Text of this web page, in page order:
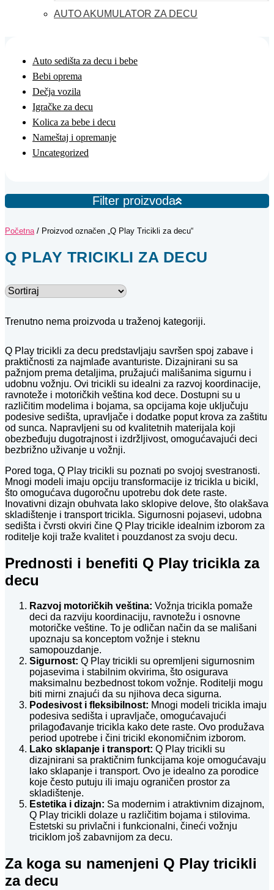
AUTO AKUMULATOR ZA DECU
Auto sedišta za decu i bebe
Bebi oprema
Dečja vozila
Igračke za decu
Kolica za bebe i decu
Nameštaj i opremanje
Uncategorized
Filter proizvoda
Početna / Proizvod označen „Q Play Tricikli za decu“
Q PLAY TRICIKLI ZA DECU
Trenutno nema proizvoda u traženoj kategoriji.
Q Play tricikli za decu predstavljaju savršen spoj zabave i
praktičnosti za najmlađe avanturiste. Dizajnirani su sa
pažnjom prema detaljima, pružajući mališanima sigurnu i
udobnu vožnju. Ovi tricikli su idealni za razvoj koordinacije,
ravnoteže i motoričkih veština kod dece. Dostupni su u
različitim modelima i bojama, sa opcijama koje uključuju
podesive sedišta, upravljače i dodatke poput krova za zaštitu
od sunca. Napravljeni su od kvalitetnih materijala koji
obezbeđuju dugotrajnost i izdržljivost, omogućavajući deci
bezbrižno uživanje u vožnji.
Pored toga, Q Play tricikli su poznati po svojoj svestranosti.
Mnogi modeli imaju opciju transformacije iz tricikla u bicikl,
što omogućava dugoročnu upotrebu dok dete raste.
Inovativni dizajn obuhvata lako sklopive delove, što olakšava
skladištenje i transport tricikla. Sigurnosni pojasevi, udobna
sedišta i čvrsti okviri čine Q Play tricikle idealnim izborom za
roditelje koji traže kvalitet i pouzdanost za svoju decu.
Prednosti i benefiti Q Play tricikla za
decu
Razvoj motoričkih veština: Vožnja tricikla pomaže
deci da razviju koordinaciju, ravnotežu i osnovne
motoričke veštine. To je odličan način da se mališani
upoznaju sa konceptom vožnje i steknu
samopouzdanje.
Sigurnost: Q Play tricikli su opremljeni sigurnosnim
pojasevima i stabilnim okvirima, što osigurava
maksimalnu bezbednost tokom vožnje. Roditelji mogu
biti mirni znajući da su njihova deca sigurna.
Podesivost i fleksibilnost: Mnogi modeli tricikla imaju
podesiva sedišta i upravljače, omogućavajući
prilagođavanje tricikla kako dete raste. Ovo produžava
period upotrebe i čini tricikl ekonomičnim izborom.
Lako sklapanje i transport: Q Play tricikli su
dizajnirani sa praktičnim funkcijama koje omogućavaju
lako sklapanje i transport. Ovo je idealno za porodice
koje često putuju ili imaju ograničen prostor za
skladištenje.
Estetika i dizajn: Sa modernim i atraktivnim dizajnom,
Q Play tricikli dolaze u različitim bojama i stilovima.
Estetski su privlačni i funkcionalni, čineći vožnju
triciklom još zabavnijom za decu.
Za koga su namenjeni Q Play tricikli
za decu